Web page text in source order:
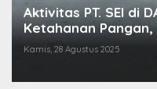
Aktivitas PT. SEI di
Ketahanan
Rugi Rp3,8 M
Kamis, 28 Agustus 2025